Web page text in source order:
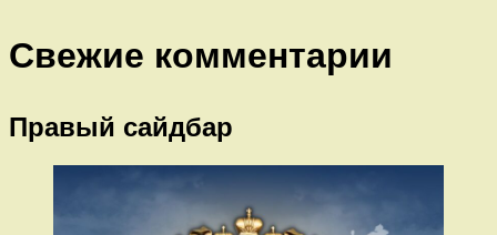
Свежие комментарии
Правый сайдбар